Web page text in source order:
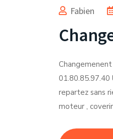
Fabien
repartez sans
moteur ,